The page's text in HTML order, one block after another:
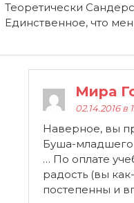
Теоретически
Единственное, что
Мира
02.14.2016 в
Наверное, вы
Буша-
… По оплате
радость (вы
постепенны и